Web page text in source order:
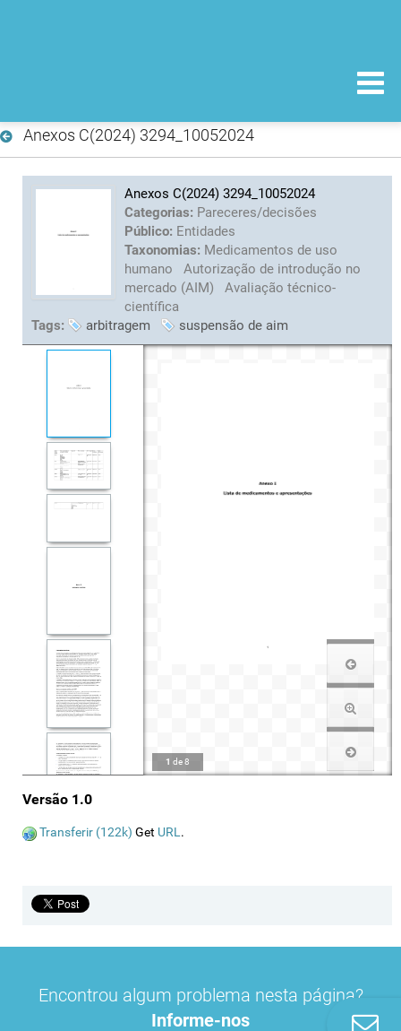
Anexos C(2024) 3294_10052024
Anexos C(2024) 3294_10052024
Categorias: Pareceres/decisões
Público: Entidades
Taxonomias: Medicamentos de uso
humano
Autorização de introdução no
mercado (AIM)
Avaliação técnico-
científica
Tags:
arbitragem suspensão de aim
1 de8
Versão 1.0
Transferir (122k) Get URL.
Encontrou algum problema nesta página?
Informe-nos